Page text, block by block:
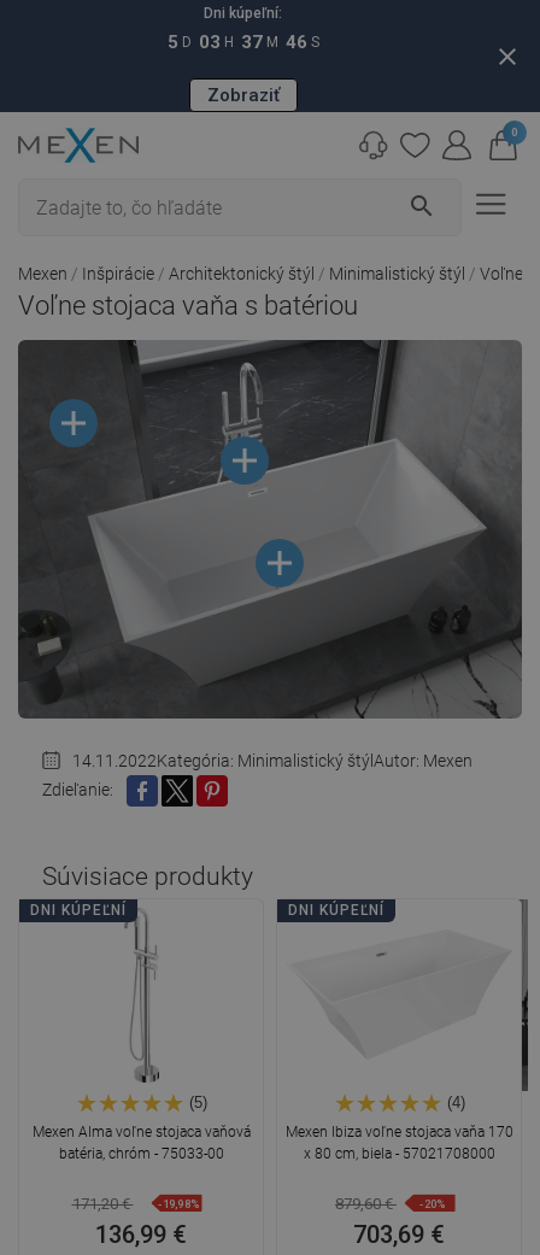
Dni kúpeľní:
5 D 03 H 37 M 46 S
Zobraziť
close
search
0
Mexen Inšpirácie Architektonický štýl Minimalistický štýl Voľne
Voľne stojaca vaňa s batériou
14.11.2022Kategória: Minimalistický štýlAutor: Mexen
Zdieľanie:
Súvisiace produkty
DNI KÚPEĽNÍ
(5)
Mexen Alma voľne stojaca vaňová
batéria, chróm - 75033-00
171,20 € -19,98%
136,99 €
DNI KÚPEĽNÍ
(4)
Mexen Ibiza voľne stojaca vaňa 170
x 80 cm, biela - 57021708000
879,60 € -20%
703,69 €